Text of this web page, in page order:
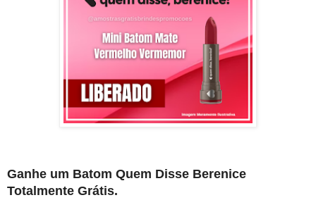
Ganhe um Batom Quem Disse Berenice
Totalmente Grátis.